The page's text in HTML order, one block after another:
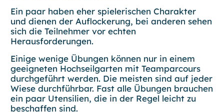
Ein paar haben eher spielerischen Charakter
und dienen der Auflockerung, bei anderen sehen
sich die Teilnehmer vor echten
Herausforderungen.
Einige wenige Übungen können nur in einem
geeigneten Hochseilgarten mit Teamparcours
durchgeführt werden. Die meisten sind auf jeder
Wiese durchführbar. Fast alle Übungen brauchen
ein paar Utensilien, die in der Regel leicht zu
beschaffen sind.